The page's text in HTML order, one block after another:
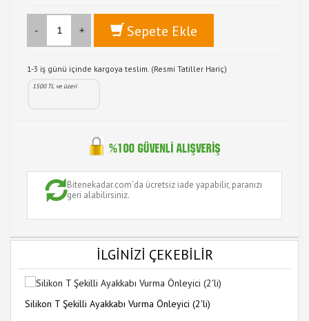
- + Sepete Ekle
1-3 iş günü içinde kargoya teslim. (Resmi Tatiller Hariç)
1500 TL ve üzeri
Bitenekadar.com'da ücretsiz iade yapabilir, paranızı
geri alabilirsiniz.
İLGİNİZİ ÇEKEBİLİR
Silikon T Şekilli Ayakkabı Vurma Önleyici (2'li)